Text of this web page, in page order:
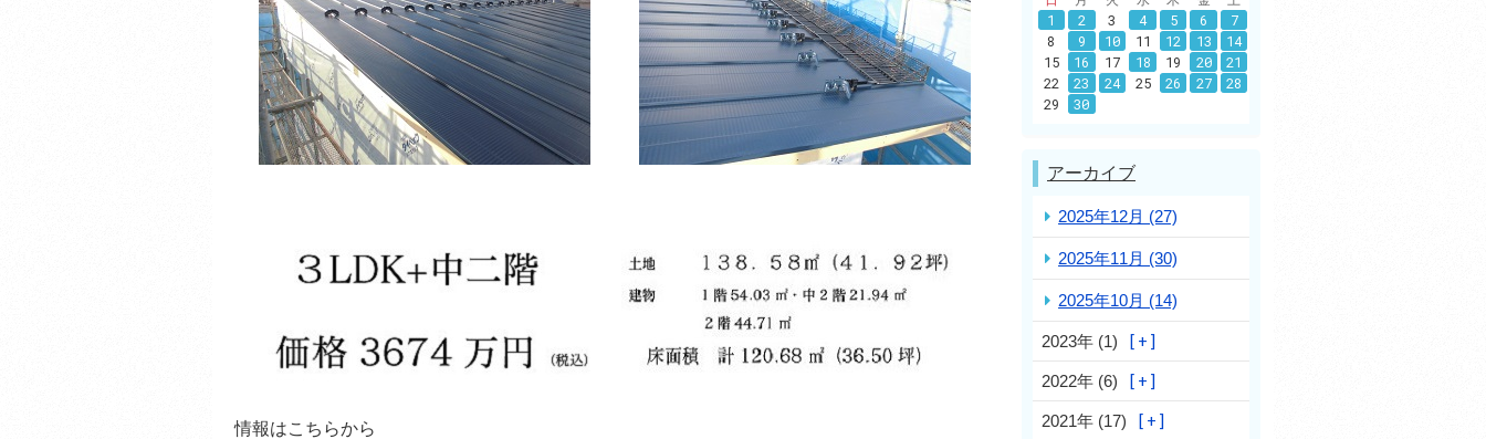
情報はこちらから
1
2 3 4 5 6
7
8
9 10 11 12 13
14
15
16 17 18 19 20
21
22
23 24 25 26 27
28
29
30
アーカイブ
2025年12月 (27)
2025年11月 (30)
2025年10月 (14)
2023年 (1)
2022年 (6)
2021年 (17)